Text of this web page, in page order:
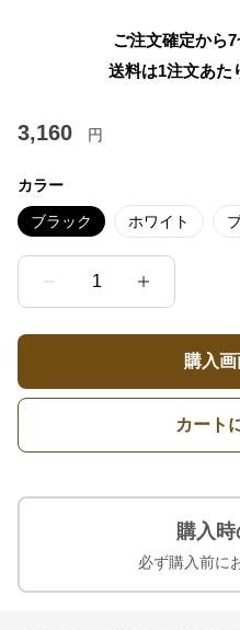
ご注文確定から
送料は1注文あた
3,160 円
カラー
ブラック ホワイト
1
購入
カート
購入
必ず購入前に